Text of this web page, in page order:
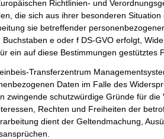
Richtlinien- und
die sich aus ihrer besonderen
sie betreffender
Buchstaben e oder f DS-GVO erfolgt,
ein auf diese Bestimmungen gestütztes
Transferzentrum
Daten im Falle des
zwingende schutzwürdige Gründe für
Rechten und Freiheiten der
dient der Geltendmachung,